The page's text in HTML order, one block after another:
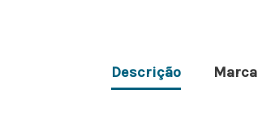
Descrição Marca